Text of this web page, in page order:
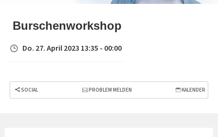
Burschenworkshop
Do. 27. April 2023 13:35 - 00:00
SOCIAL PROBLEM MELDEN KALENDER